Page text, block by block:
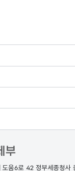
움6로 42 정부세종청사